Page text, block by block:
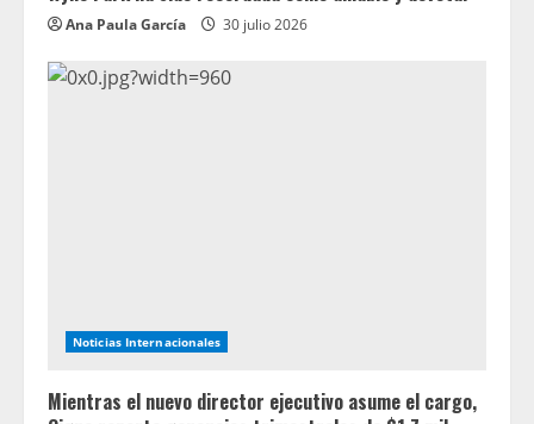
Ana Paula García 30 julio 2026
Noticias Internacionales
Mientras el nuevo director ejecutivo asume el cargo,